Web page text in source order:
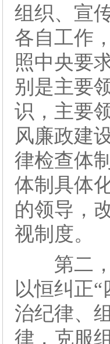
组织、宣
各自工作
照中央要
别是主要
识，主要
风廉政建
律检查体
体制具体
的领导，
视制度。
第二，
以恒纠正
治纪律、
律，克服